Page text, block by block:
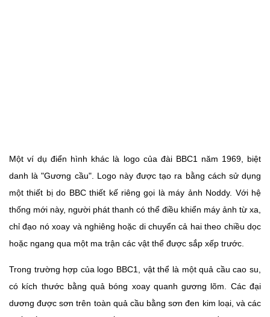
Một ví dụ điển hình khác là logo của đài BBC1 năm 1969, biệt
danh là "Gương cầu". Logo này được tạo ra bằng cách sử dụng
một thiết bị do BBC thiết kế riêng gọi là máy ảnh Noddy. Với hệ
thống mới này, người phát thanh có thể điều khiển máy ảnh từ xa,
chỉ đạo nó xoay và nghiêng hoặc di chuyển cả hai theo chiều dọc
hoặc ngang qua một ma trận các vật thể được sắp xếp trước.
Trong trường hợp của logo BBC1, vật thể là một quả cầu cao su,
có kích thước bằng quả bóng xoay quanh gương lõm. Các đại
dương được sơn trên toàn quả cầu bằng sơn đen kim loại, và các